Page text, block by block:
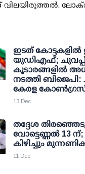
വിലയിരുത്തല്‍.
ഇടത് കോട്ടകളില്‍
യുഡിഎഫ്;
കൂടാരങ്ങളില്‍
നടത്തി
കേരള
13 Dec
തദ്ദേശ
വോട്ടെണ്ണല്‍ 13 ന്;
കിഴിച്ചും
11 Dec